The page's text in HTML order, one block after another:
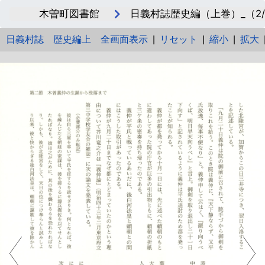
木曽町図書館 日義村誌歴史編（上巻）_（